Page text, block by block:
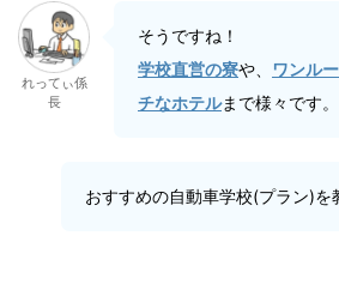
れってぃ係
長
そうですね！
学校直営の寮や、 ワンル
チなホテルまで様々です。
おすすめの自動車学校(プラン)を